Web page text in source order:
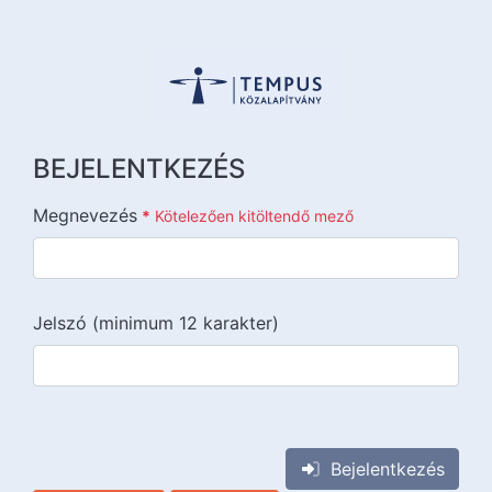
BEJELENTKEZÉS
Megnevezés * Kötelezően kitöltendő mező
Jelszó (minimum 12 karakter)
Bejelentkezés